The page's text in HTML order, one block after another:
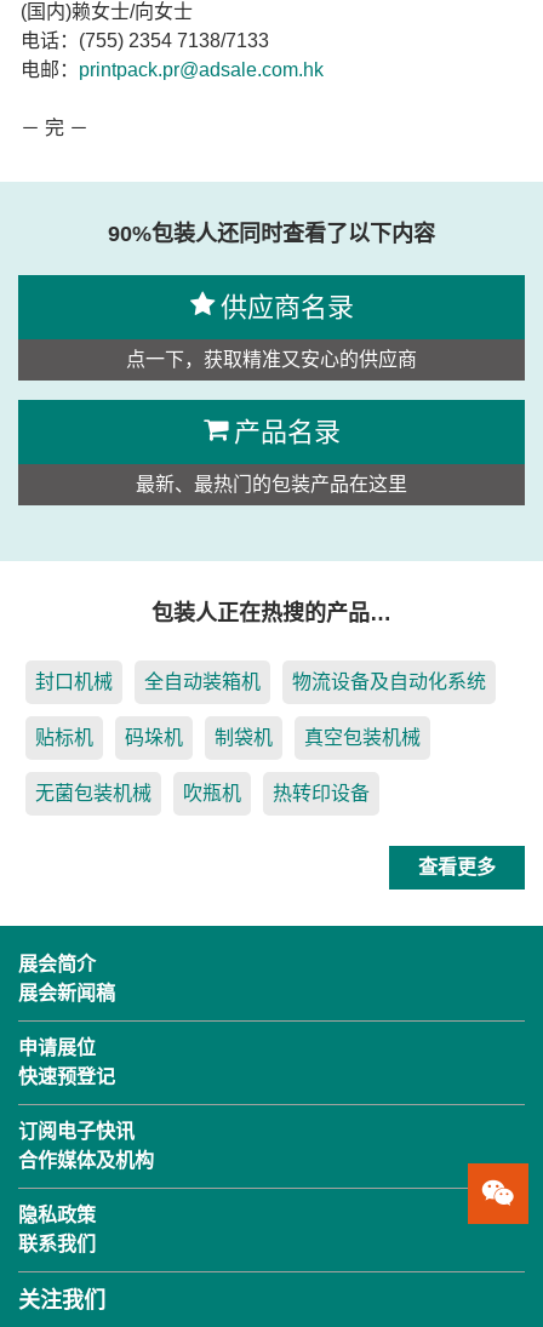
(国内)赖女士/向女士
电话：(755) 2354 7138/7133
电邮： printpack.pr@adsale.com.hk
－ 完 －
90%包装人还同时查看了以下内容
供应商名录
点一下，获取精准又安心的供应商
产品名录
最新、最热门的包装产品在这里
包装人正在热搜的产品…
封口机械 全自动装箱机 物流设备及自动化系统
贴标机 码垛机 制袋机 真空包装机械
无菌包装机械 吹瓶机 热转印设备
查看更多
展会简介
展会新闻稿
申请展位
快速预登记
订阅电子快讯
合作媒体及机构
隐私政策
联系我们
关注我们